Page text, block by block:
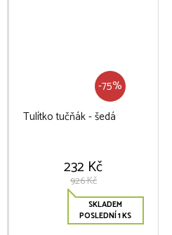
-75%
Tulítko tučňák - šedá
232 Kč
926 Kč
SKLADEM
POSLEDNÍ 1 KS